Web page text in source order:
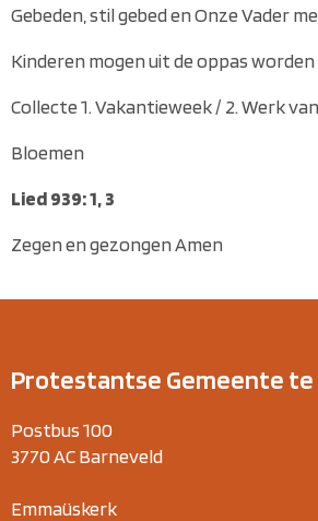
Gebeden, stil gebed en Onze Vader
Kinderen mogen uit de oppas
Collecte 1. Vakantieweek / 2. Werk
Bloemen
Lied 939: 1, 3
Zegen en gezongen Amen
Protestantse Gemeente te
Postbus 100
3770 AC Barneveld
Emmaüskerk